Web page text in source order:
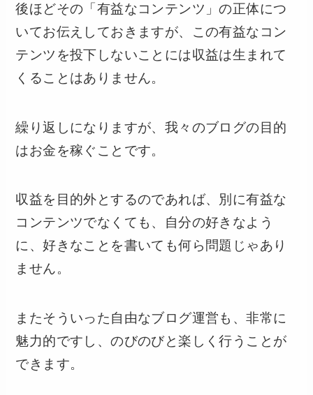
後ほどその「有益なコンテンツ」の正体につ
いてお伝えしておきますが、この有益なコン
テンツを投下しないことには収益は生まれて
くることはありません。
繰り返しになりますが、我々のブログの目的
はお金を稼ぐことです。
収益を目的外とするのであれば、別に有益な
コンテンツでなくても、自分の好きなよう
に、好きなことを書いても何ら問題じゃあり
ません。
またそういった自由なブログ運営も、非常に
魅力的ですし、のびのびと楽しく行うことが
できます。